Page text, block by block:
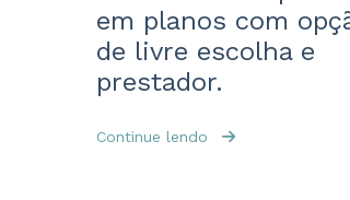
em planos com
de livre escolha e
prestador.
Continue lendo